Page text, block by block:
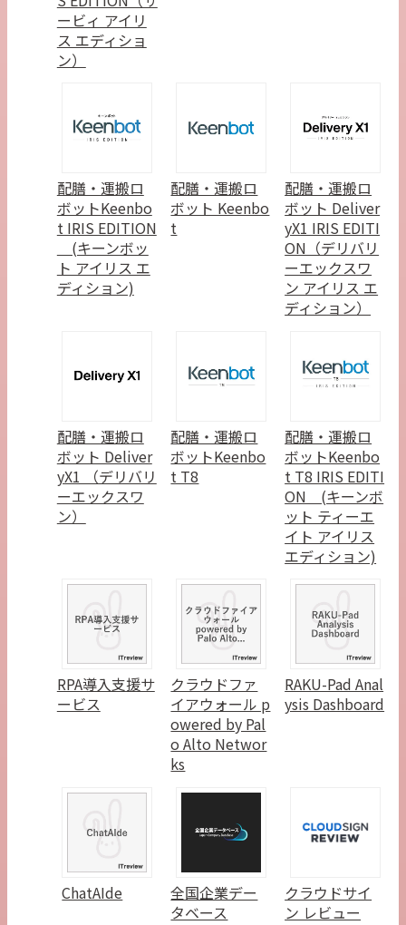
ービィ アイリ
ス エディショ
ン）
配膳・運搬ロ
ボットKeenbo
t IRIS EDITION
(キーンボッ
ト アイリス エ
ディション)
配膳・運搬ロ
ボット Keenbo
t
配膳・運搬ロ
ボット Deliver
yX1 IRIS EDITI
ON（デリバリ
ーエックスワ
ン アイリス エ
ディション）
配膳・運搬ロ
ボット Deliver
yX1 （デリバリ
ーエックスワ
ン）
配膳・運搬ロ
ボットKeenbo
t T8
配膳・運搬ロ
ボットKeenbo
t T8 IRIS EDITI
ON (キーンボ
ット ティーエ
イト アイリス
エディション)
RPA導入支援サ
ービス
クラウドファ
イアウォール p
owered by Pal
o Alto Networ
ks
RAKU-Pad Anal
ysis Dashboard
ChatAIde
全国企業デー
タベース
クラウドサイ
ン レビュー